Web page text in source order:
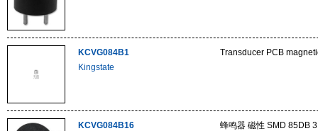
KCVG084B1
Kingstate
Transducer PCB
KCVG084B16
蜂鸣器 磁性 SMD 85DB